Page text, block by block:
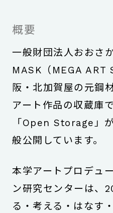
概要
一般財団法人おおさ
MASK（MEGA ART
阪・北加賀屋の元鋼
アート作品の収蔵庫
「Open Storage」
般公開しています。
本学アートプロデュ
ン研究センターは、
る・考える・はなす